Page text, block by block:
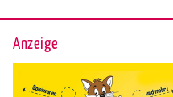
Anzeige